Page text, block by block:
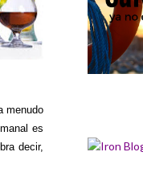
menudo
es
decir,